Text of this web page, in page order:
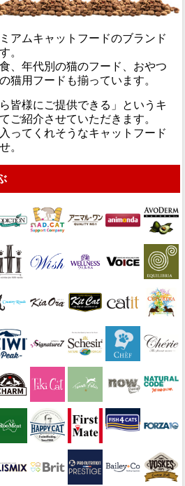
アムキャットフードのブランド
。
、年代別の猫のフード、おやつ
猫用フードも揃っています。
皆様にご提供できる」というキ
ご紹介させていただきます。
ってくれそうなキャットフード
。